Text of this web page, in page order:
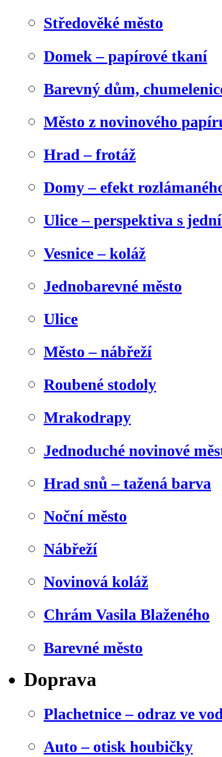
Středověké město
Domek – papírové tkaní
Barevný dům,
Město z novinového
Hrad – frotáž
Domy – efekt
Ulice – perspektiva s
Vesnice – koláž
Jednobarevné město
Ulice
Město – nábřeží
Roubené stodoly
Mrakodrapy
Jednoduché novinové
Hrad snů – tažená barva
Noční město
Nábřeží
Novinová koláž
Chrám Vasila Blaženého
Barevné město
Doprava
Plachetnice – odraz ve
Auto – otisk houbičky